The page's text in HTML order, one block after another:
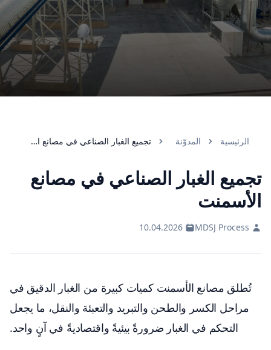
الرئيسية المدوّنة تجميع الغبار الصناعي في مصانع الأسمنت
تجميع الغبار الصناعي في مصانع
الأسمنت
MDSJ Process
10.04.2026
تُطلق مصانع الأسمنت كميات كبيرة من الغبار الدقيق في
مراحل الكسر والطحن والتبريد والتعبئة والنقل، ما يجعل
التحكم في الغبار ضرورةً بيئيةً واقتصاديةً في آنٍ واحد.